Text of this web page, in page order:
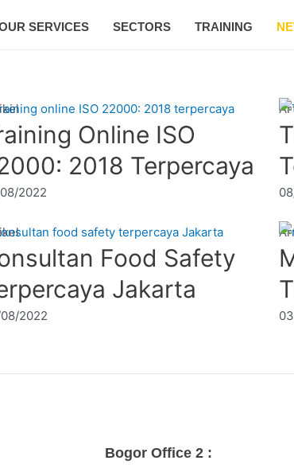
SERVICES SECTORS TRAINING
Online ISO
2018 Terpercaya
2022
Food Safety
Jakarta
2022
Bogor Office 2 :